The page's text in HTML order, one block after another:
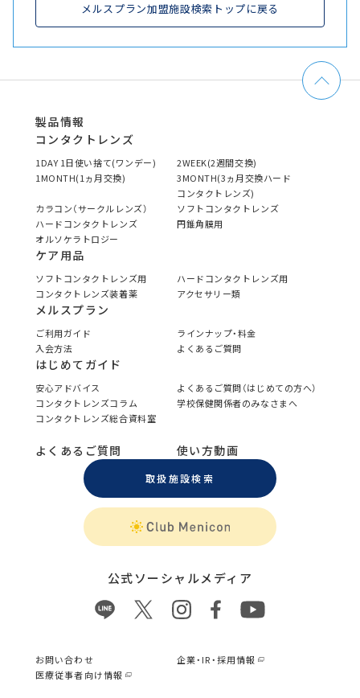
メルスプラン加盟施設検索トップに戻る
製品情報
コンタクトレンズ
1DAY 1日使い捨て(ワンデー)
2WEEK(2週間交換)
1MONTH(1ヵ月交換)
3MONTH(3ヵ月交換ハード
コンタクトレンズ)
カラコン（サークルレンズ）
ソフトコンタクトレンズ
ハードコンタクトレンズ
円錐角膜用
オルソケラトロジー
ケア用品
ソフトコンタクトレンズ用
ハードコンタクトレンズ用
コンタクトレンズ装着薬
アクセサリー類
メルスプラン
ご利用ガイド
ラインナップ・料金
入会方法
よくあるご質問
はじめてガイド
安心アドバイス
よくあるご質問（はじめての方へ）
コンタクトレンズコラム
学校保健関係者のみなさまへ
コンタクトレンズ総合資料室
よくあるご質問 使い方動画
取扱施設検索
公式ソーシャルメディア
お問い合わせ
企業・IR・採用情報
医療従事者向け情報